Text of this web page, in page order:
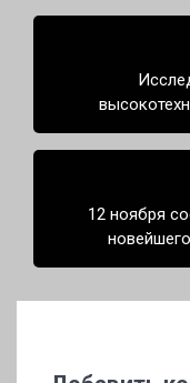
Навигация
12 ноября